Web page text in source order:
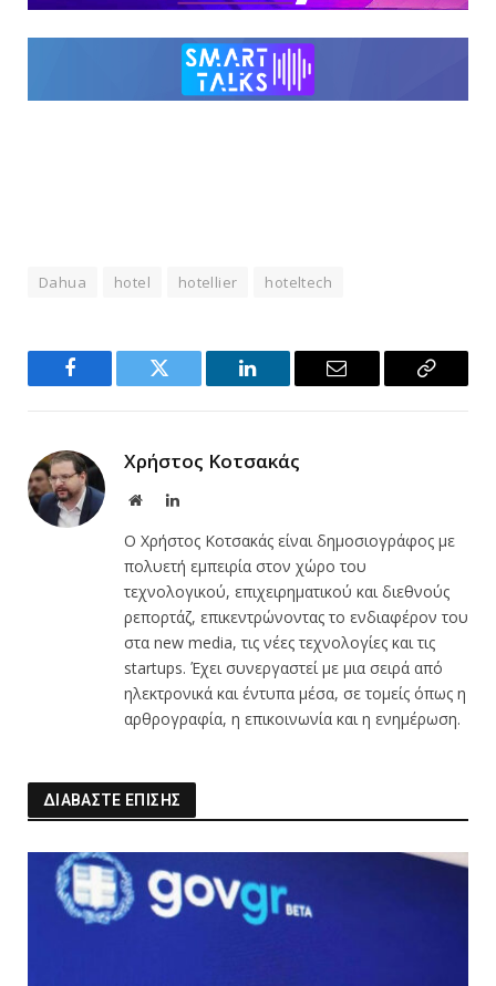
Dahua hotel hotellier hoteltech
Facebook Twitter LinkedIn Email
Copy
Χρήστος Κοτσακάς
WebsiteLinkedIn
Ο Χρήστος Κοτσακάς είναι δημοσιογράφος με
πολυετή εμπειρία στον χώρο του
τεχνολογικού, επιχειρηματικού και διεθνούς
ρεπορτάζ, επικεντρώνοντας το ενδιαφέρον του
στα new media, τις νέες τεχνολογίες και τις
startups. Έχει συνεργαστεί με μια σειρά από
ηλεκτρονικά και έντυπα μέσα, σε τομείς όπως η
αρθρογραφία, η επικοινωνία και η ενημέρωση.
ΔΙΑΒΑΣΤΕ ΕΠΙΣΗΣ